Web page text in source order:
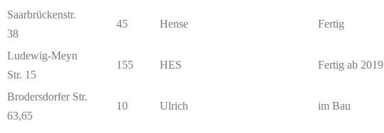
Saarbrückenstr.
38
45 Hense Fertig
Ludewig-Meyn
Str. 15
155 HES Fertig ab 2019
Brodersdorfer Str.
63,65
10 Ulrich im Bau